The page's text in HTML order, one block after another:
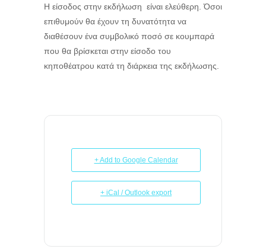
Η είσοδος στην εκδήλωση είναι ελεύθερη. Όσοι
επιθυμούν θα έχουν τη δυνατότητα να
διαθέσουν ένα συμβολικό ποσό σε κουμπαρά
που θα βρίσκεται στην είσοδο του
κηποθέατρου κατά τη διάρκεια της εκδήλωσης.
+ Add to Google Calendar
+ iCal / Outlook export